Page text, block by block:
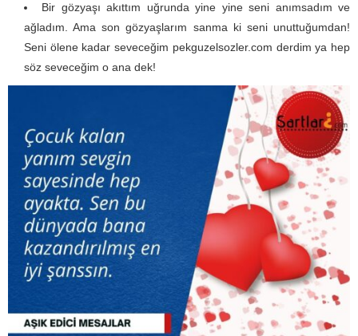
Bir gözyaşı akıttım uğrunda yine yine seni anımsadım ve
ağladım. Ama son gözyaşlarım sanma ki seni unuttuğumdan!
Seni ölene kadar seveceğim pekguzelsozler.com derdim ya hep
söz seveceğim o ana dek!